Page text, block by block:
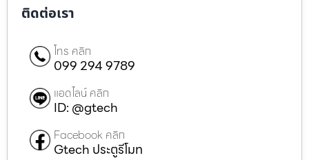
ติดต่อเรา
โทร คลิก
099 294 9789
แอดไลน์ คลิก
ID: @gtech
Facebook คลิก
Gtech ประตูรีโมท